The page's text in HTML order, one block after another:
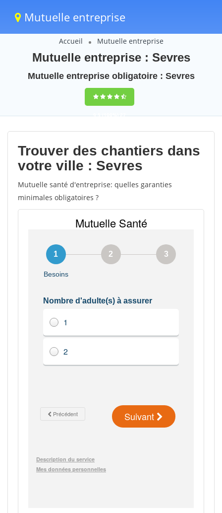
Mutuelle entreprise
Accueil Mutuelle entreprise
Mutuelle entreprise : Sevres
Mutuelle entreprise obligatoire : Sevres
9,5(100%)27
votes
Trouver des chantiers dans
votre ville : Sevres
Mutuelle santé d'entreprise: quelles garanties
minimales obligatoires ?